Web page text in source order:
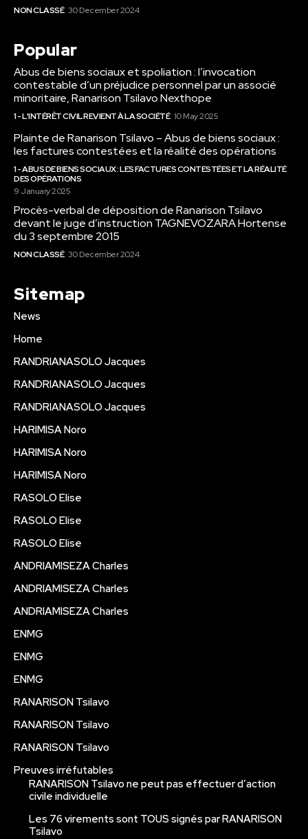
NON CLASSÉ 30 December 2024
Popular
Abus de biens sociaux et spoliation : l’invocation
contestable d’un préjudice personnel par un associé
minoritaire, Ranarison Tsilavo Nexthope
1 - L'INTÉRÊT CIVIL REVIENT À LA SOCIÉTÉ 10 May 2025
Plainte de Ranarison Tsilavo – Abus de biens sociaux :
les factures contestées et la réalité des opérations
1 - ABUS DE BIENS SOCIAUX : LES FACTURES CONTESTÉES ET LA RÉALITÉ
DES OPÉRATIONS
9 January 2025
Procès-verbal de déposition de Ranarison Tsilavo
devant le juge d’instruction TAGNEVOZARA Hortense
du 3 septembre 2015
NON CLASSÉ 30 December 2024
Sitemap
News
Home
RANDRIANASOLO Jacques
RANDRIANASOLO Jacques
RANDRIANASOLO Jacques
HARIMISA Noro
HARIMISA Noro
HARIMISA Noro
RASOLO Elise
RASOLO Elise
RASOLO Elise
ANDRIAMISEZA Charles
ANDRIAMISEZA Charles
ANDRIAMISEZA Charles
ENMG
ENMG
ENMG
RANARISON Tsilavo
RANARISON Tsilavo
RANARISON Tsilavo
Preuves irréfutables
RANARISON Tsilavo ne peut pas effectuer d’action
civile individuelle
Les 76 virements sont TOUS signés par RANARISON
Tsilavo